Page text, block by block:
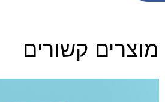
מוצרים קשורים